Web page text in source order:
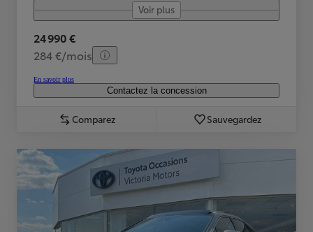
Voir plus
24 990 €
284 €/mois
En savoir plus
Contactez la concession
Comparez Sauvegardez